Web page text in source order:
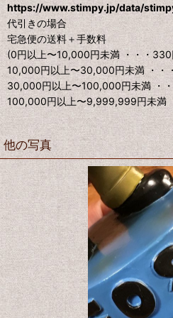
https://www.stimpy.jp/data/
代引きの場合
宅急便の送料＋手数料
(0円以上〜10,000円未満 ・・・330
10,000円以上〜30,000円未満 ・・
30,000円以上〜100,000円未満 ・
100,000円以上〜9,999,999円未満
他の写真